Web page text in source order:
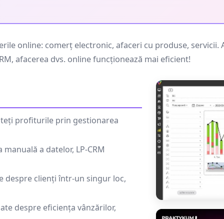
online: comerț electronic, afaceri cu produse,
afacerea dvs. online funcționează mai eficient!
profiturile prin gestionarea
a datelor, LP-CRM
despre clienți într-un singur loc,
despre eficiența vânzărilor,